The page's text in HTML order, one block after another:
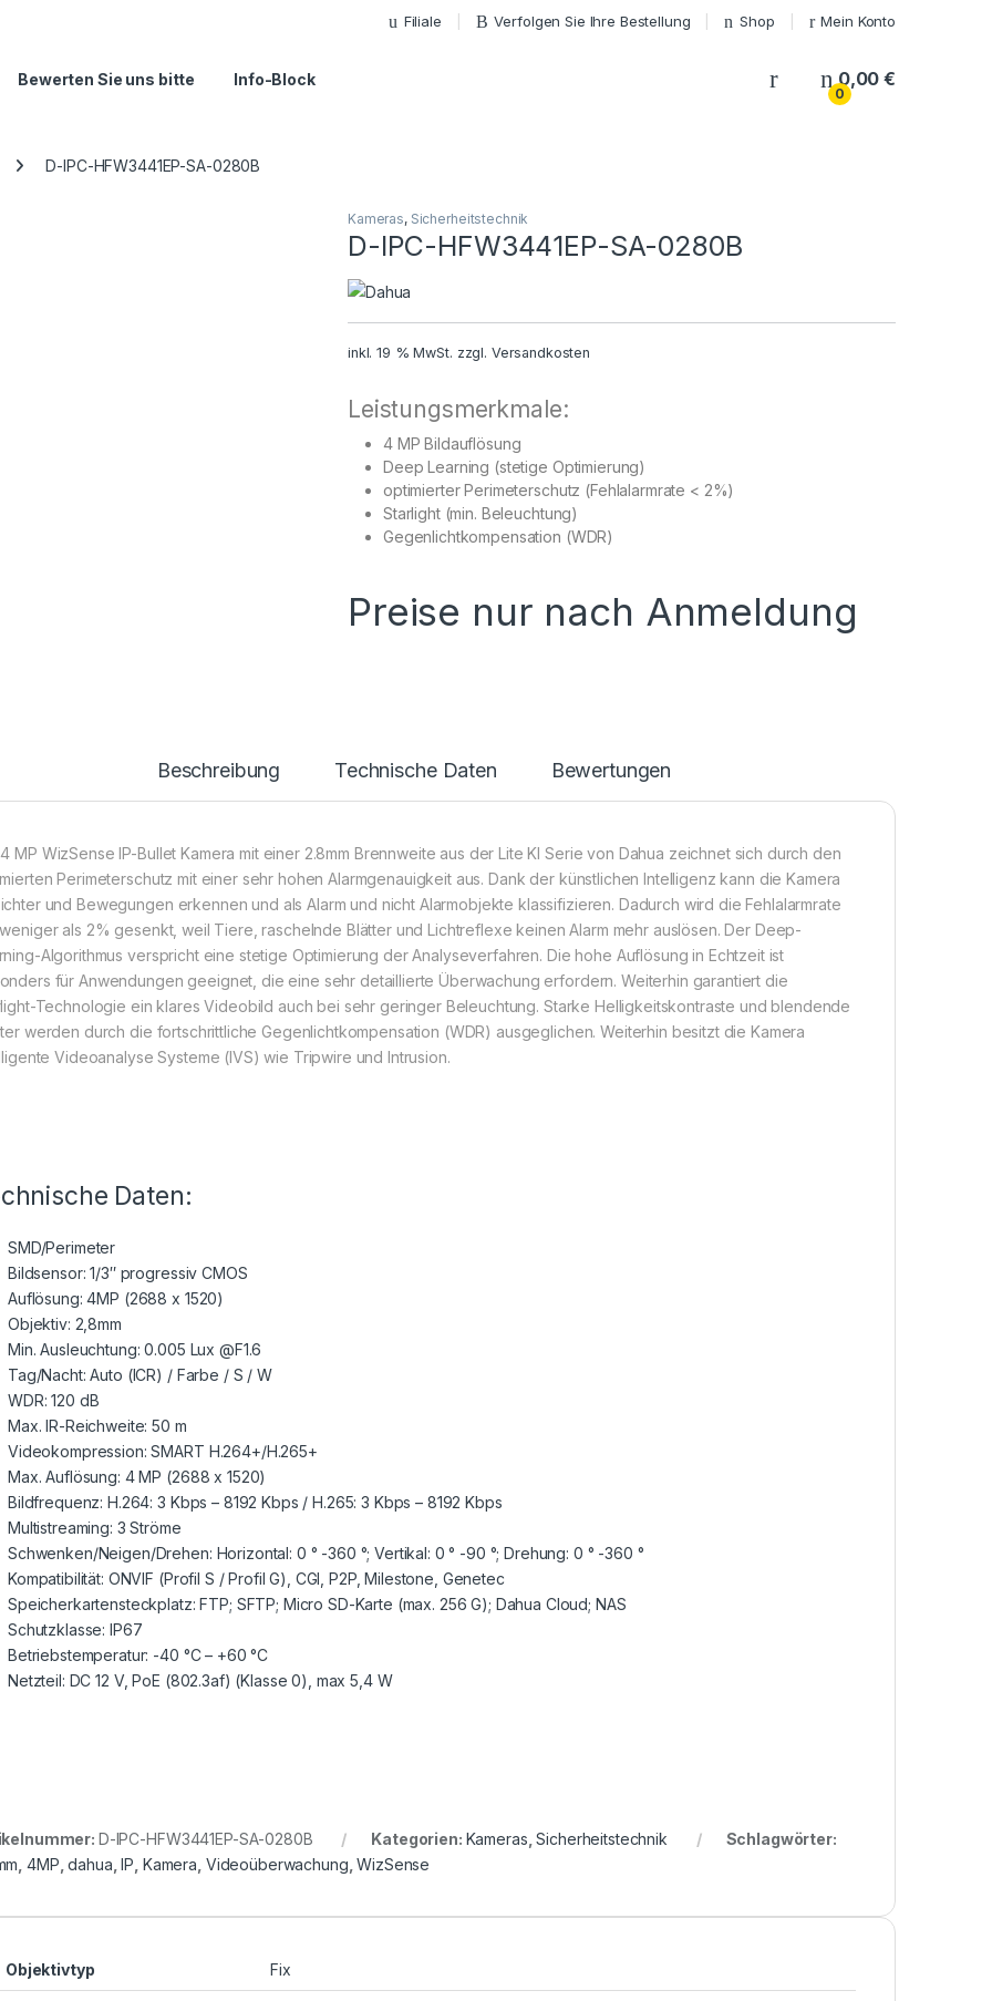
Filiale Verfolgen Sie Ihre Bestellung Shop Mein Konto
Bewerten Sie uns bitte Info-Block My Account
0
0,00€
D-IPC-HFW3441EP-SA-0280B
Kameras, Sicherheitstechnik
D-IPC-HFW3441EP-SA-0280B
inkl. 19 % MwSt. zzgl. Versandkosten
Leistungsmerkmale:
4 MP Bildauflösung
Deep Learning (stetige Optimierung)
optimierter Perimeterschutz (Fehlalarmrate < 2%)
Starlight (min. Beleuchtung)
Gegenlichtkompensation (WDR)
Preise nur nach Anmeldung
Beschreibung Technische Daten Bewertungen
MP WizSense IP-Bullet Kamera mit einer 2.8mm Brennweite aus der Lite KI Serie von Dahua zeichnet sich durch den
Perimeterschutz mit einer sehr hohen Alarmgenauigkeit aus. Dank der künstlichen Intelligenz kann die Kamera
und Bewegungen erkennen und als Alarm und nicht Alarmobjekte klassifizieren. Dadurch wird die Fehlalarmrate
als 2% gesenkt, weil Tiere, raschelnde Blätter und Lichtreflexe keinen Alarm mehr auslösen. Der Deep-
Algorithmus verspricht eine stetige Optimierung der Analyseverfahren. Die hohe Auflösung in Echtzeit ist
für Anwendungen geeignet, die eine sehr detaillierte Überwachung erfordern. Weiterhin garantiert die
Technologie ein klares Videobild auch bei sehr geringer Beleuchtung. Starke Helligkeitskontraste und blendende
werden durch die fortschrittliche Gegenlichtkompensation (WDR) ausgeglichen. Weiterhin besitzt die Kamera
Videoanalyse Systeme (IVS) wie Tripwire und Intrusion.
Daten:
SMD/Perimeter
Bildsensor: 1/3″ progressiv CMOS
Auflösung: 4MP (2688 x 1520)
Objektiv: 2,8mm
Min. Ausleuchtung: 0.005 Lux @F1.6
Tag/Nacht: Auto (ICR) / Farbe / S / W
WDR: 120 dB
Max. IR-Reichweite: 50 m
Videokompression: SMART H.264+/H.265+
Max. Auflösung: 4 MP (2688 x 1520)
Bildfrequenz: H.264: 3 Kbps – 8192 Kbps / H.265: 3 Kbps – 8192 Kbps
Multistreaming: 3 Ströme
Schwenken/Neigen/Drehen: Horizontal: 0 ° -360 °; Vertikal: 0 ° -90 °; Drehung: 0 ° -360 °
Kompatibilität: ONVIF (Profil S / Profil G), CGI, P2P, Milestone, Genetec
Speicherkartensteckplatz: FTP; SFTP; Micro SD-Karte (max. 256 G); Dahua Cloud; NAS
Schutzklasse: IP67
Betriebstemperatur: -40 °C – +60 °C
Netzteil: DC 12 V, PoE (802.3af) (Klasse 0), max 5,4 W
D-IPC-HFW3441EP-SA-0280B Kategorien: Kameras ,Sicherheitstechnik
Schlagwörter:
,4MP ,dahua ,IP Kamera Videoüberwachung ,WizSense
Objektivtyp Fix